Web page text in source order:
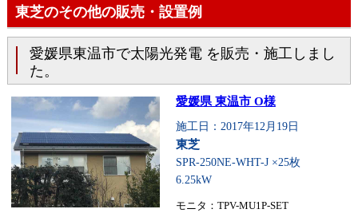
東芝のその他の販売・設置例
愛媛県東温市で太陽光発電 を販売・施工しまし
た。
愛媛県 東温市 O様
施工日：2017年12月19日
東芝
SPR-250NE-WHT-J ×25枚
6.25kW
モニタ：TPV-MU1P-SET